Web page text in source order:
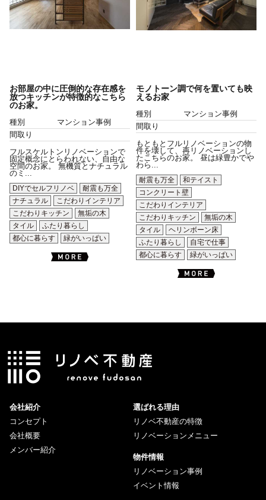
お部屋の中に圧倒的な存在感を
放つキッチンが特徴的なこちら
のお家。
種別
マンション事例
間取り
フルスケルトンリノベーションで
固定概念にとらわれない、自由な
空間のお家。 無機質とナチュラル
のミ...
DIYでセルフリノベ
耐震も万全
ナチュラル
こだわりインテリア
こだわりキッチン
無垢の木
タイル
ふたり暮らし
都心に暮らす
緑がいっぱい
モノトーン調で何を置いても映
えるお家
種別
マンション事例
間取り
もともとフルリノベーションの物
件を壊して、再リノベーションし
たこちらのお家。 昼は緑豊かでや
わら...
耐震も万全
和テイスト
コンクリート壁
こだわりインテリア
こだわりキッチン
無垢の木
タイル
ヘリンボーン床
ふたり暮らし
自宅で仕事
都心に暮らす
緑がいっぱい
会社紹介
コンセプト
会社概要
メンバー紹介
選ばれる理由
リノベ不動産の特徴
リノベーションメニュー
物件情報
リノベーション事例
イベント情報